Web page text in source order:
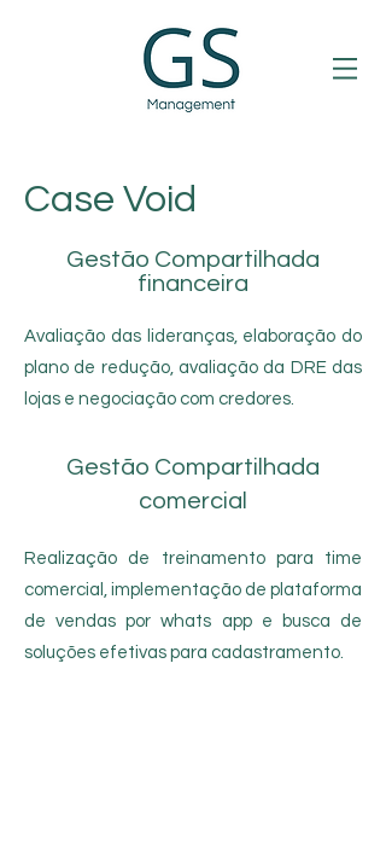
Case Void
Gestão Compartilhada
financeira
Avaliação das lideranças, elaboração do
plano de redução, avaliação da DRE das
lojas e negociação com credores.
Gestão Compartilhada
comercial
Realização de treinamento para time
comercial, implementação de plataforma
de vendas por whats app e busca de
soluções efetivas para cadastramento.